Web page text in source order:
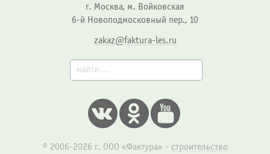
г. Москва, м. Войковская
6-й Новоподмосковный пер., 10
zakaz@faktura-les.ru
© 2006-2026 г. ООО «Фактура» - строительство